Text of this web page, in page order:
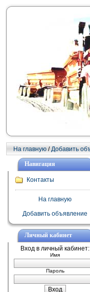
На главную /Добавить
Навигация
Контакты
На главную
Добавить объявление
Личный кабинет
Вход в личный кабинет:
Имя
Пароль